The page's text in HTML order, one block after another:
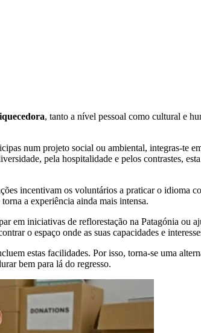
, tanto a nível pessoal como cultural e
num projeto social ou ambiental, integras-te
pela hospitalidade e pelos contrastes,
incentivam os voluntários a praticar o idioma
a experiência ainda mais intensa.
em iniciativas de reflorestação na Patagónia ou
o espaço onde as suas capacidades e
estas facilidades. Por isso, torna-se uma
bem para lá do regresso.